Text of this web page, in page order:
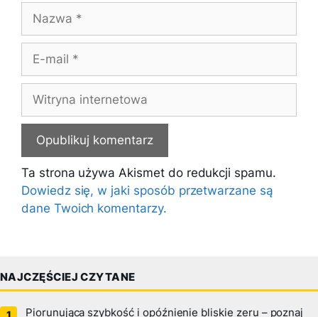
mail
internetowa
Ta strona używa Akismet do redukcji spamu.
Dowiedz się, w jaki sposób przetwarzane są
dane Twoich komentarzy.
NAJCZĘŚCIEJ CZYTANE
Piorunująca szybkość i opóźnienie bliskie zeru – poznaj